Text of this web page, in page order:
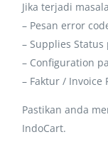
Jika terjadi
– Pesan error
– Supplies Status
– Configuration
– Faktur / Invoice
Pastikan anda
IndoCart.